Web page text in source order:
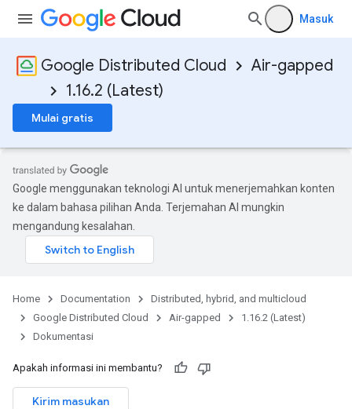
Masuk
Google Distributed Cloud
Air-gapped
1.16.2 (Latest)
Mulai gratis
Google menggunakan teknologi AI untuk menerjemahkan konten
ke dalam bahasa pilihan Anda. Terjemahan AI mungkin
mengandung kesalahan.
Home Documentation
Distributed, hybrid, and multicloud
Google Distributed Cloud
Air-gapped
1.16.2 (Latest)
Dokumentasi
Apakah informasi ini membantu?
Kirim masukan